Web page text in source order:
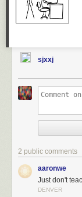
项目标题下添加笔
此，若自己突然为
90天计划— 这是我未
博客里，我已探讨
30天目标和计划— 此
也保存在Action
30天日程安排— 到这
这样我就将30天的
哪些天完成这些行
排出连续几天的行
任务便可），而且
出形態各異的羽毛
◎台灣的羽毛研究
當時是二○○九年的
剛聽到我有些吃驚
自然科學博物館及現
突變，是一位在加
李家維老師對恐龍
sjxxj
2 public comments
aaronwe
Just don't
DENVER